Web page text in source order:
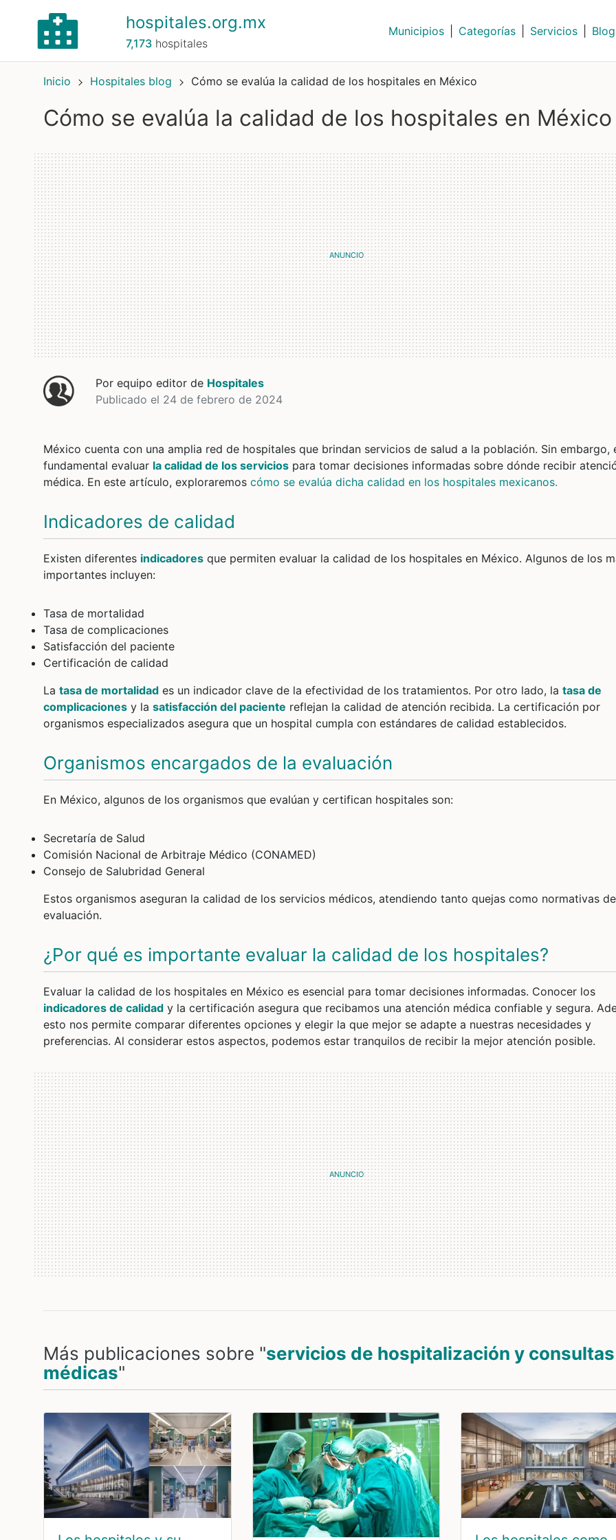
hospitales.org.mx
7,173hospitales
Municipios Categorías Servicios Blog
Inicio Hospitales blog Cómo se evalúa la calidad de los hospitales en México
Cómo se evalúa la calidad de los hospitales en México
Por equipo editor de Hospitales
Publicado el 24 de febrero de 2024
México cuenta con una amplia red de hospitales que brindan servicios de salud a la población. Sin embargo,
fundamental evaluar la calidad de los servicios para tomar decisiones informadas sobre dónde recibir
médica. En este artículo, exploraremos cómo se evalúa dicha calidad en los hospitales mexicanos.
Indicadores de calidad
Existen diferentes indicadores que permiten evaluar la calidad de los hospitales en México. Algunos de los
importantes incluyen:
Tasa de mortalidad
Tasa de complicaciones
Satisfacción del paciente
Certificación de calidad
La tasa de mortalidad es un indicador clave de la efectividad de los tratamientos. Por otro lado, la tasa de
complicaciones y la satisfacción del paciente reflejan la calidad de atención recibida. La certificación por
organismos especializados asegura que un hospital cumpla con estándares de calidad establecidos.
Organismos encargados de la evaluación
En México, algunos de los organismos que evalúan y certifican hospitales son:
Secretaría de Salud
Comisión Nacional de Arbitraje Médico (CONAMED)
Consejo de Salubridad General
Estos organismos aseguran la calidad de los servicios médicos, atendiendo tanto quejas como normativas de
evaluación.
¿Por qué es importante evaluar la calidad de los hospitales?
Evaluar la calidad de los hospitales en México es esencial para tomar decisiones informadas. Conocer los
indicadores de calidad y la certificación asegura que recibamos una atención médica confiable y segura.
esto nos permite comparar diferentes opciones y elegir la que mejor se adapte a nuestras necesidades y
preferencias. Al considerar estos aspectos, podemos estar tranquilos de recibir la mejor atención posible.
Más publicaciones sobre "servicios de hospitalización y consultas
médicas"